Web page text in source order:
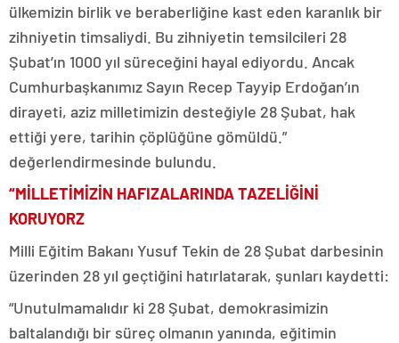
ülkemizin birlik ve beraberliğine kast eden karanlık bir
zihniyetin timsaliydi. Bu zihniyetin temsilcileri 28
Şubat’ın 1000 yıl süreceğini hayal ediyordu. Ancak
Cumhurbaşkanımız Sayın Recep Tayyip Erdoğan’ın
dirayeti, aziz milletimizin desteğiyle 28 Şubat, hak
ettiği yere, tarihin çöplüğüne gömüldü.”
değerlendirmesinde bulundu.
“MİLLETİMİZİN HAFIZALARINDA TAZELİĞİNİ
KORUYORZ
Milli Eğitim Bakanı Yusuf Tekin de 28 Şubat darbesinin
üzerinden 28 yıl geçtiğini hatırlatarak, şunları kaydetti:
“Unutulmamalıdır ki 28 Şubat, demokrasimizin
baltalandığı bir süreç olmanın yanında, eğitimin